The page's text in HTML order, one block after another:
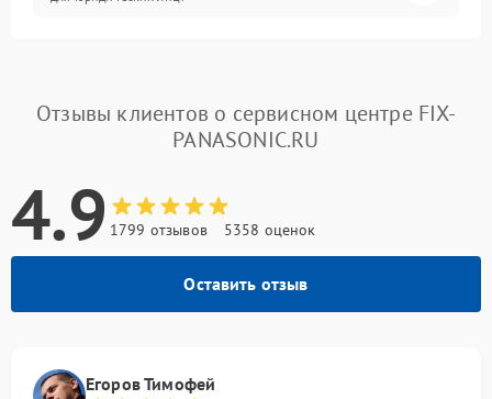
Отзывы клиентов о сервисном центре FIX-
PANASONIC.RU
4.9 1799 отзывов 5358 оценок
Оставить отзыв
Егоров Тимофей